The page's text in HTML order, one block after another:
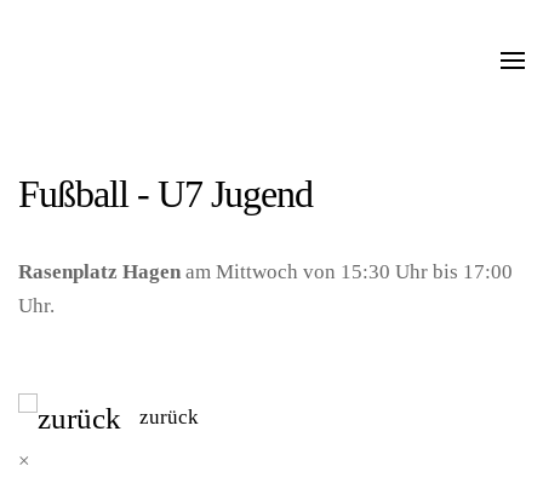
Fußball - U7 Jugend
Rasenplatz Hagen am Mittwoch von 15:30 Uhr bis 17:00
Uhr.
zurück
×